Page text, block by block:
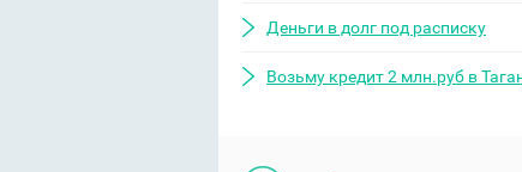
Деньги в долг под расписку
Возьму кредит 2 млн.руб в